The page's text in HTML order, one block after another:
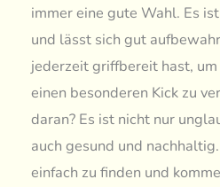
immer eine gute Wahl. Es
und lässt sich gut
jederzeit griffbereit hast,
einen besonderen Kick zu
daran? Es ist nicht nur
auch gesund und
einfach zu finden und